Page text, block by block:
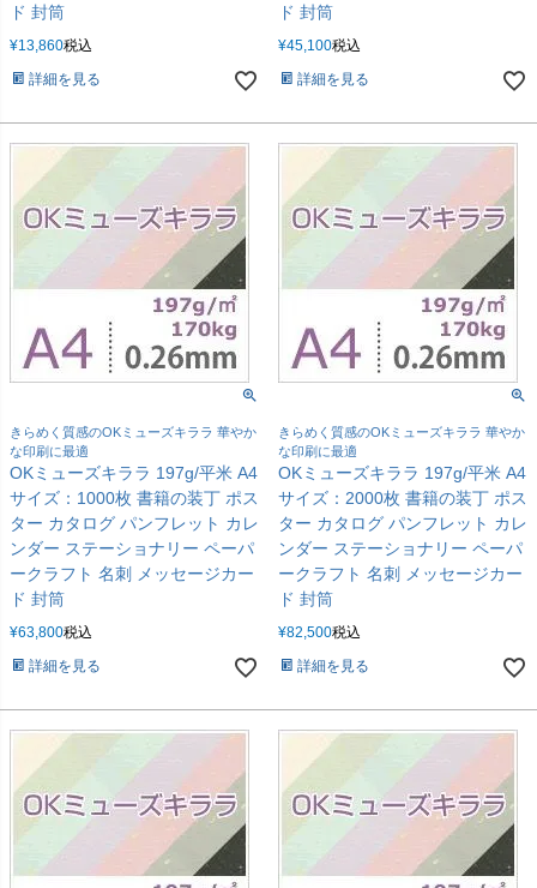
ド 封筒
¥13,860税込
詳細を見る
ド 封筒
¥45,100税込
詳細を見る
きらめく質感のOKミューズキララ 華やか
な印刷に最適
OKミューズキララ 197g/平米 A4
サイズ：1000枚 書籍の装丁 ポス
ター カタログ パンフレット カレ
ンダー ステーショナリー ペーパ
ークラフト 名刺 メッセージカー
ド 封筒
¥63,800税込
詳細を見る
きらめく質感のOKミューズキララ 華やか
な印刷に最適
OKミューズキララ 197g/平米 A4
サイズ：2000枚 書籍の装丁 ポス
ター カタログ パンフレット カレ
ンダー ステーショナリー ペーパ
ークラフト 名刺 メッセージカー
ド 封筒
¥82,500税込
詳細を見る